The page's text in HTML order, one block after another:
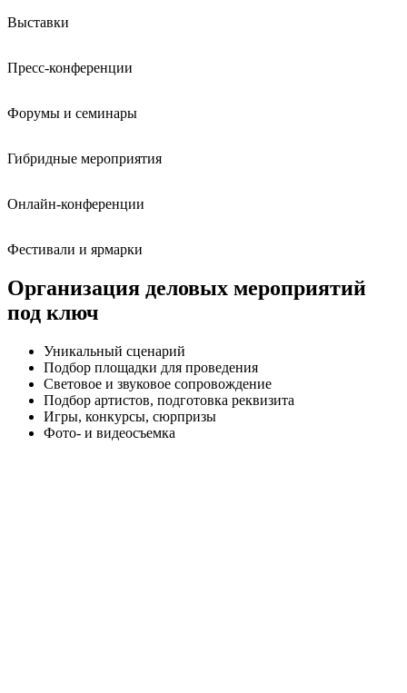
Выставки
Пресс-конференции
Форумы и семинары
Гибридные мероприятия
Онлайн-конференции
Фестивали и ярмарки
Организация деловых мероприятий
под ключ
Уникальный сценарий
Подбор площадки для проведения
Световое и звуковое сопровождение
Подбор артистов, подготовка реквизита
Игры, конкурсы, сюрпризы
Фото- и видеосъемка